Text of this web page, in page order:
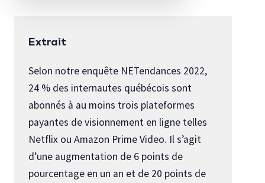
Extrait
Selon notre enquête NETendances 2022,
24 % des internautes québécois sont
abonnés à au moins trois plateformes
payantes de visionnement en ligne telles
Netflix ou Amazon Prime Video. Il s’agit
d’une augmentation de 6 points de
pourcentage en un an et de 20 points de